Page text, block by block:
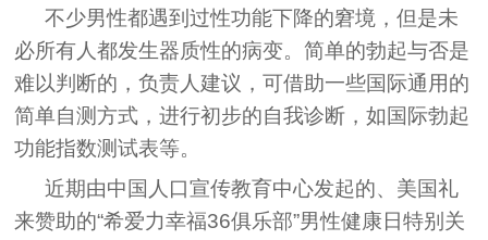
不少男性都遇到过性功能下降的窘境，但是未
必所有人都发生器质性的病变。简单的勃起与否是
难以判断的，负责人建议，可借助一些国际通用的
简单自测方式，进行初步的自我诊断，如国际勃起
功能指数测试表等。
近期由中国人口宣传教育中心发起的、美国礼
来赞助的“希爱力幸福36俱乐部”男性健康日特别关